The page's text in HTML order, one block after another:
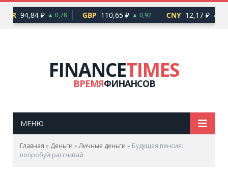
94,84 ₽ ▲ 0,78 GBP 110,65 ₽ ▲ 0,92 CNY 12,17 ₽ ▲ 0,10
FINANCETIMES
ВРЕМЯФИНАНСОВ
МЕНЮ
Главная » Деньги »Личные деньги » Будущая пенсия:
попробуй рассчитай